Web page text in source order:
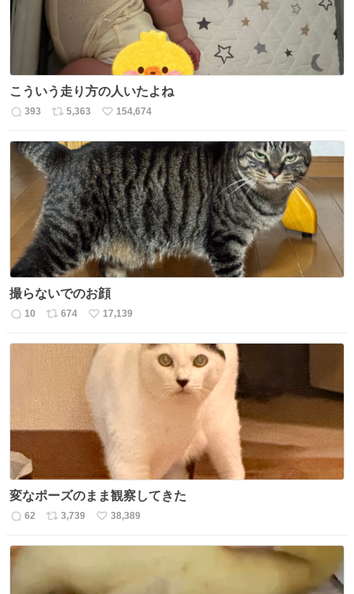
こういう走り方の人いたよね
返
数
393
リ
ス
ト
数
5,363
い
ね
数
154,674
撮らないでのお顔
返
10
リ
ス
数
674
い
ね
数
17,139
変なポーズのまま観察してきた
返
数
62
リ
数
3,739
い
38,389